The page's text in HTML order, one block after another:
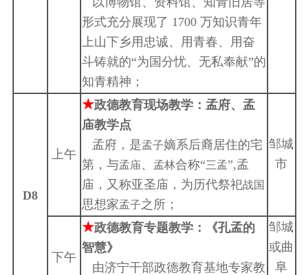
形式充分展现了 1700 万知识青年
上山下乡用忠诚、用青春、用奋
斗铸就的“为国分忧、无私奉献”的
知青精神；
D8
上午
★政德教育现场教学：孟府、孟
庙教学点
孟府，是孟子嫡系后裔居住的宅
第，与孟庙、 孟林合称“三孟”,孟
庙，又称亚圣庙，为历代祭祀战国
思想家孟子之所；
邹城
市
下午
★政德教育专题教学：
《孔孟的
智慧》
由济宁干部政德教育基地专家教
邹城
或曲
阜